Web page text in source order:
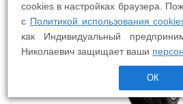
БШМ
cookies в настройках браузера.
с Политикой использования
как Индивидуальный
Николаевич защищает ваши
ОК